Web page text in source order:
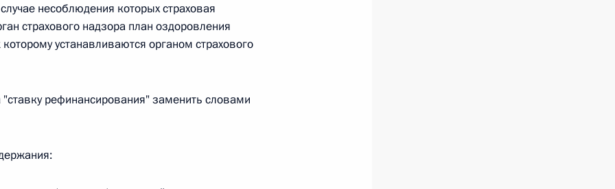
г. № 247-ФЗ
Российской Федерации об административных
№ 245-ФЗ
деятельности с драгоценными металлами,
несоблюдения которых страховая
страхового надзора план оздоровления
устанавливаются органом страхового
рефинансирования" заменить словами